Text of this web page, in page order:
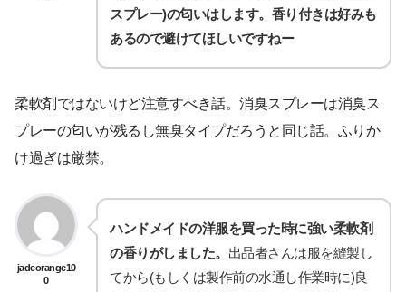
スプレー)の匂いはします。香り付きは好みも
あるので避けてほしいですねー
柔軟剤ではないけど注意すべき話。消臭スプレーは消臭ス
プレーの匂いが残るし無臭タイプだろうと同じ話。ふりか
け過ぎは厳禁。
jadeorange10
0
ハンドメイドの洋服を買った時に強い柔軟剤
の香りがしました。 出品者さんは服を縫製し
てから(もしくは製作前の水通し作業時に)良